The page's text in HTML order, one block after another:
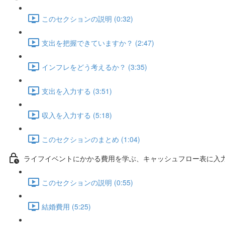
このセクションの説明 (0:32)
支出を把握できていますか？ (2:47)
インフレをどう考えるか？ (3:35)
支出を入力する (3:51)
収入を入力する (5:18)
このセクションのまとめ (1:04)
ライフイベントにかかる費用を学ぶ、キャッシュフロー表に入
このセクションの説明 (0:55)
結婚費用 (5:25)